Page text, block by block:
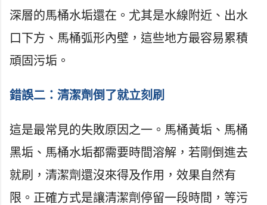
深層的馬桶水垢還在。尤其是水線附近、出水
口下方、馬桶弧形內壁，這些地方最容易累積
頑固污垢。
錯誤二：清潔劑倒了就立刻刷
這是最常見的失敗原因之一。馬桶黃垢、馬桶
黑垢、馬桶水垢都需要時間溶解，若剛倒進去
就刷，清潔劑還沒來得及作用，效果自然有
限。正確方式是讓清潔劑停留一段時間，等污